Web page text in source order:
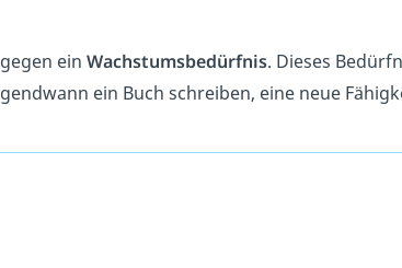
ein Wachstumsbedürfnis. Dieses
ein Buch schreiben, eine neue